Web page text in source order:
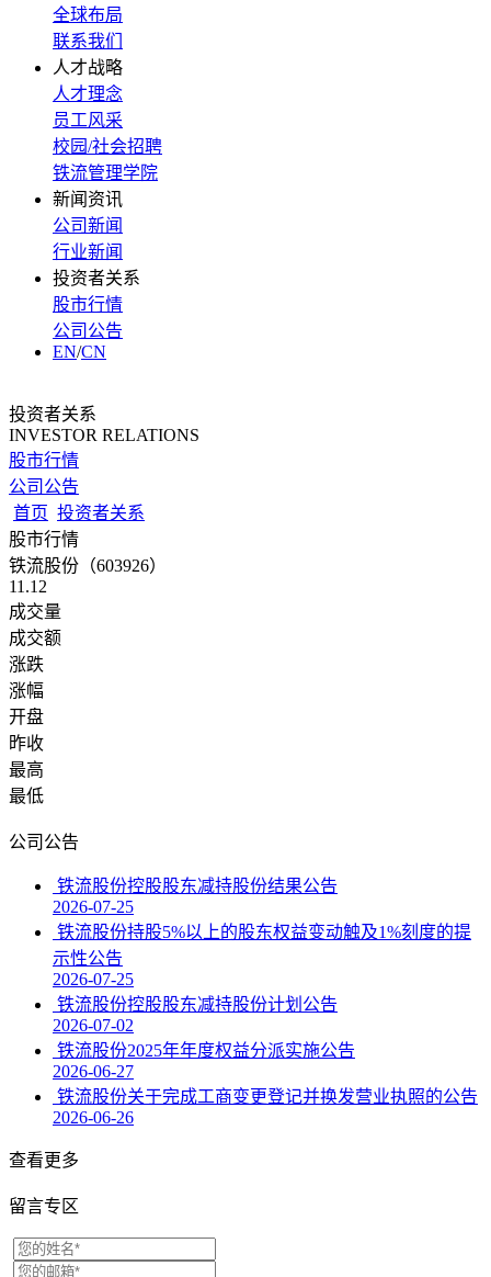
全球布局
联系我们
人才战略
人才理念
员工风采
校园/社会招聘
铁流管理学院
新闻资讯
公司新闻
行业新闻
投资者关系
股市行情
公司公告
EN/CN
投资者关系
INVESTOR RELATIONS
股市行情
公司公告
首页 投资者关系
股市行情
铁流股份（603926）
11.12
成交量
成交额
涨跌
涨幅
开盘
昨收
最高
最低
公司公告
铁流股份控股股东减持股份结果公告
2026-07-25
铁流股份持股5%以上的股东权益变动触及1%刻度的提
示性公告
2026-07-25
铁流股份控股股东减持股份计划公告
2026-07-02
铁流股份2025年年度权益分派实施公告
2026-06-27
铁流股份关于完成工商变更登记并换发营业执照的公告
2026-06-26
查看更多
留言专区